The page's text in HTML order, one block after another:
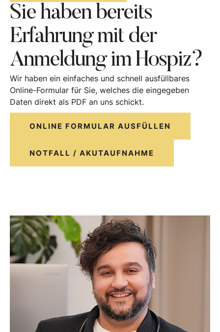
Sie haben bereits
Erfahrung mit der
Anmeldung im Hospiz?
Wir haben ein einfaches und schnell ausfüllbares
Online-Formular für Sie, welches die eingegeben
Daten direkt als PDF an uns schickt.
ONLINE FORMULAR AUSFÜLLEN
NOTFALL / AKUTAUFNAHME